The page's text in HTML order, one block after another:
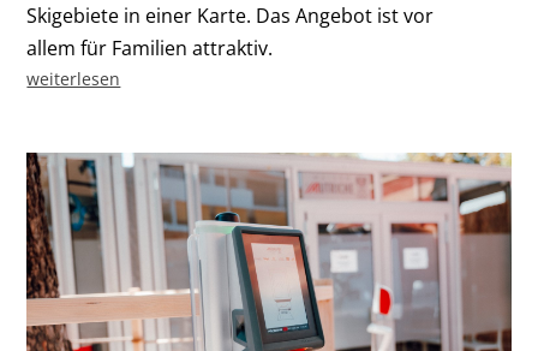
Skigebiete in einer Karte. Das Angebot ist vor
allem für Familien attraktiv.
weiterlesen